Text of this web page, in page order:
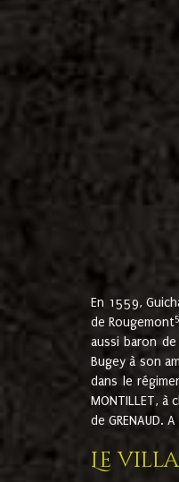
En 1559,
de Rougemont5
aussi baron
Bugey à son
dans le
MONTILLET,
de GRENAUD.
Le